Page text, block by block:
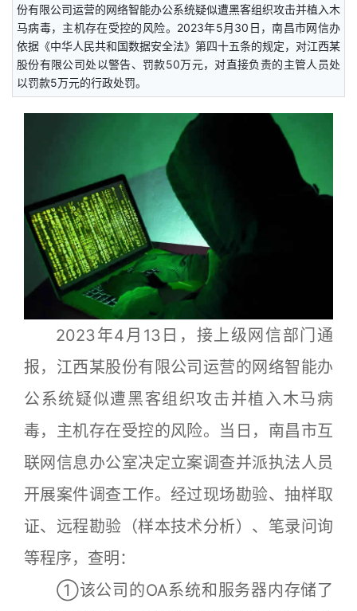
份有限公司运营的网络智能办公系统疑似遭黑客组织攻击并植入木
马病毒，主机存在受控的风险。2023年5月30日，南昌市网信办
依据《中华人民共和国数据安全法》第四十五条的规定，对江西某
股份有限公司处以警告、罚款50万元，对直接负责的主管人员处
以罚款5万元的行政处罚。
2023年4月13日，接上级网信部门通
报，江西某股份有限公司运营的网络智能办
公系统疑似遭黑客组织攻击并植入木马病
毒，主机存在受控的风险。当日，南昌市互
联网信息办公室决定立案调查并派执法人员
开展案件调查工作。经过现场勘验、抽样取
证、远程勘验（样本技术分析）、笔录问询
等程序，查明：
①该公司的OA系统和服务器内存储了